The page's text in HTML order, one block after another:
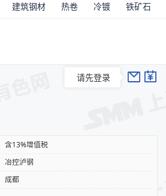
建筑钢材 热卷 冷镀 铁矿石
请先登录
含13%增值税
冶控泸钢
成都